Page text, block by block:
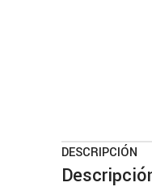
DESCRIPCIÓN